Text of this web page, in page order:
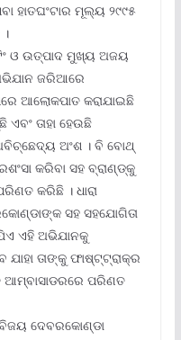
ହାତଘଂଟାର ମୂଲ୍ୟ ୨୯୯୫
ଓ ଉତ୍ପାଦ ମୁଖ୍ୟ ଅଜୟ
ଜରିଆରେ
ଆଲୋକପାତ କରାଯାଇଛି
ଏବଂ ତାହା ହେଉଛି
ଅଂଶ । ବି ବୋଥ୍
କରିବା ସହ ବ୍ରାଣ୍ଡ୍‌କୁ
କରିଛି । ଧାରା
ସହ ସହଯୋଗିତା
ଏହି ଅଭିଯାନକୁ
ତାଙ୍କୁ ଫାଷ୍ଟ୍‌ଟ୍ରାକ୍‌ର
ପରିଣତ
ଦେବରକୋଣ୍ଡା